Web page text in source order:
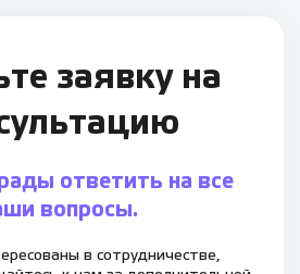
заявку на
ответить на все
вопросы.
в сотрудничестве,